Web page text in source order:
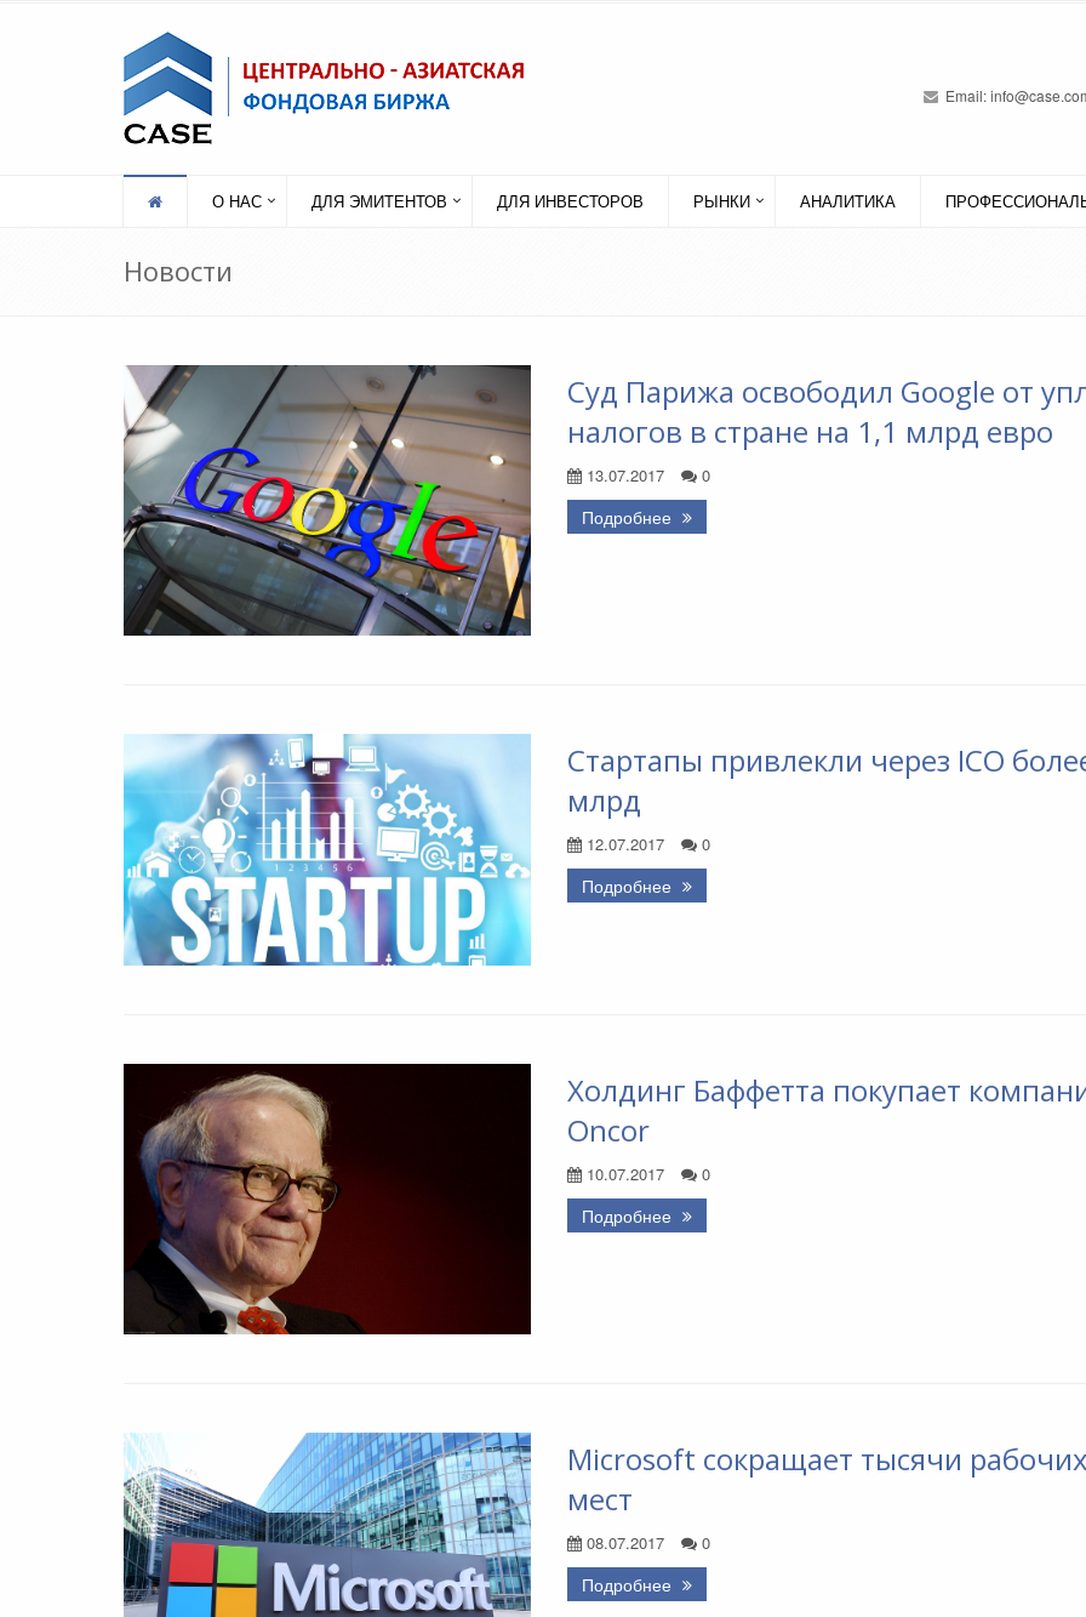
Email:
О НАС ДЛЯ ЭМИТЕНТОВ ДЛЯ ИНВЕСТОРОВ РЫНКИ АНАЛИТИКА
Новости
Суд Парижа освободил Google от
налогов в стране на 1,1 млрд евро
13.07.2017 0
Подробнее
Стартапы привлекли через ICO
млрд
12.07.2017 0
Подробнее
Холдинг Баффетта покупает
Oncor
10.07.2017 0
Подробнее
Microsoft сокращает тысячи
мест
08.07.2017 0
Подробнее